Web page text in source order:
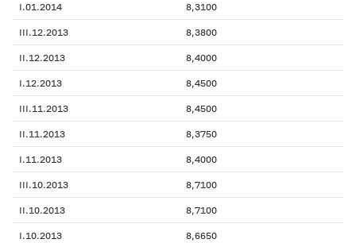
I.01.2014 8,3100
III.12.2013 8,3800
II.12.2013 8,4000
I.12.2013 8,4500
III.11.2013 8,4500
II.11.2013 8,3750
I.11.2013 8,4000
III.10.2013 8,7100
II.10.2013 8,7100
I.10.2013 8,6650